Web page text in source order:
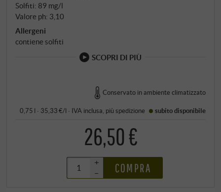
Solfiti: 89 mg/l
Valore ph: 3,10
Allergeni
contiene solfiti
SCOPRI DI PIÙ
Conservato in ambiente climatizzato
0,75 l · 35,33 €/l · IVA inclusa , piùspedizione subito disponibile
26,50 €
+
–
COMPRA